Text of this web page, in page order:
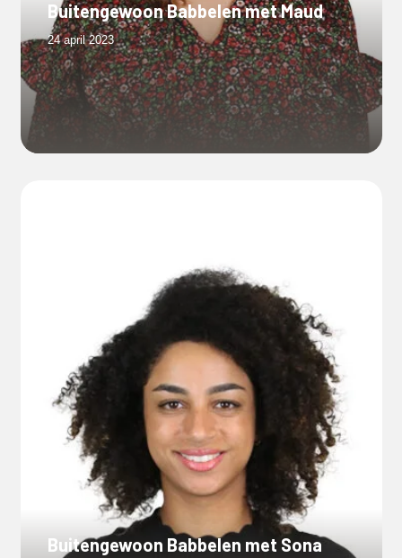
Buitengewoon Babbelen met Maud
24 april 2023
Buitengewoon Babbelen met Sona